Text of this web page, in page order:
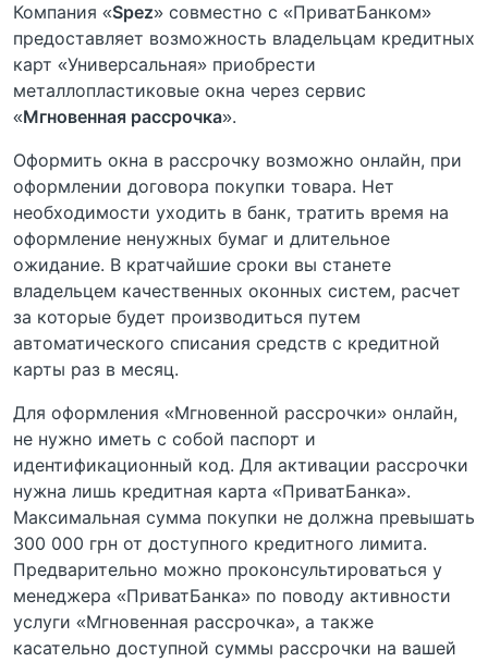
Компания «Spez» совместно с «ПриватБанком»
предоставляет возможность владельцам кредитных
карт «Универсальная» приобрести
металлопластиковые окна через сервис
«Мгновенная рассрочка».
Оформить окна в рассрочку возможно онлайн, при
оформлении договора покупки товара. Нет
необходимости уходить в банк, тратить время на
оформление ненужных бумаг и длительное
ожидание. В кратчайшие сроки вы станете
владельцем качественных оконных систем, расчет
за которые будет производиться путем
автоматического списания средств с кредитной
карты раз в месяц.
Для оформления «Мгновенной рассрочки» онлайн,
не нужно иметь с собой паспорт и
идентификационный код. Для активации рассрочки
нужна лишь кредитная карта «ПриватБанка».
Максимальная сумма покупки не должна превышать
300 000 грн от доступного кредитного лимита.
Предварительно можно проконсультироваться у
менеджера «ПриватБанка» по поводу активности
услуги «Мгновенная рассрочка», а также
касательно доступной суммы рассрочки на вашей